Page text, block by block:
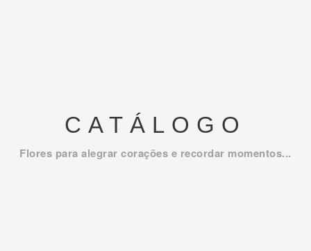
CATÁLOGO
Flores para alegrar corações e recordar momentos...